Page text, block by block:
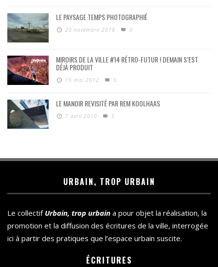
LE PAYSAGE TEMPS PHOTOGRAPHIÉ
20 novembre 2018 0
MIROIRS DE LA VILLE #14 RÉTRO-FUTUR ! DEMAIN S’EST
DÉJÀ PRODUIT
15 mai 2012 5
LE MANOIR REVISITÉ PAR REM KOOLHAAS
7 avril 2010 5
URBAIN, TROP URBAIN
Le collectif Urbain, trop urbain a pour objet la réalisation, la
promotion et la diffusion des écritures de la ville, interrogée
ici à partir des pratiques que l’espace urbain suscite.
ÉCRITURES